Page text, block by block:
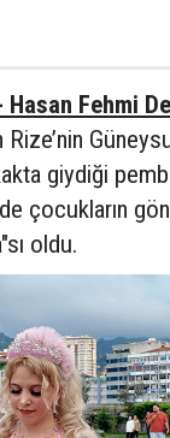
Fehmi
Rize’nin
giydiği
çocukların
oldu.